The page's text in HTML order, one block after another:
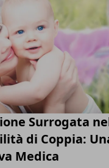
Surrogata
di Coppia:
Medica